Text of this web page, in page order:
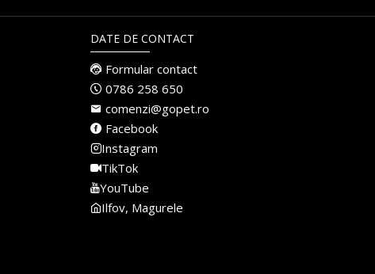
DATE DE CONTACT
Formular contact
0786 258 650
comenzi@gopet.ro
Facebook
Instagram
TikTok
YouTube
Ilfov, Magurele